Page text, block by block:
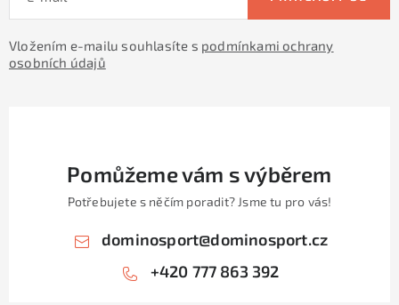
Vložením e-mailu souhlasíte s podmínkami ochrany
osobních údajů
Pomůžeme vám s výběrem
Potřebujete s něčím poradit? Jsme tu pro vás!
dominosport@dominosport.cz
+420 777 863 392